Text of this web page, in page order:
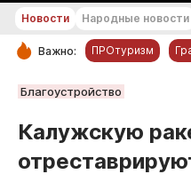
РУБРИКИ
Новости компаний
Статьи
Новости Народные новости
Важно: ПРОтуризм
Благоустройство
Калужскую